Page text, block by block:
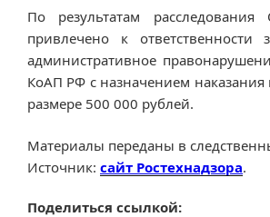
По результатам
привлечено к ответственности
административное
КоАП РФ с назначением
размере 500 000 рублей.
Материалы переданы в
Источник: сайт Ростехнадзора.
Поделиться ссылкой: